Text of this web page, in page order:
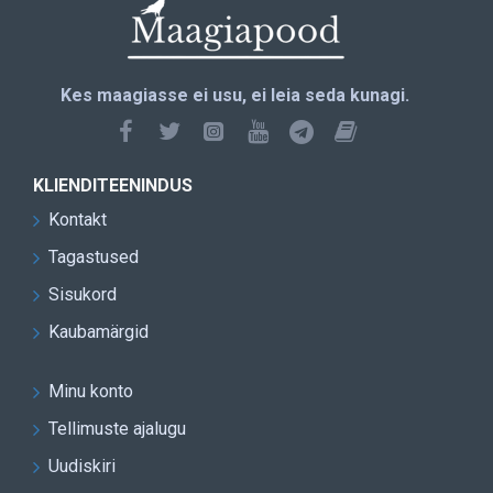
Kes maagiasse ei usu, ei leia seda kunagi.
KLIENDITEENINDUS
Kontakt
Tagastused
Sisukord
Kaubamärgid
Minu konto
Tellimuste ajalugu
Uudiskiri